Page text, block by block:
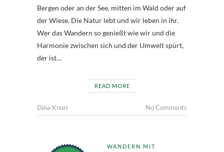
Bergen oder an der See, mitten im Wald oder auf
der Wiese. Die Natur lebt und wir leben in ihr.
Wer das Wandern so genießt wie wir und die
Harmonie zwischen sich und der Umwelt spürt,
der ist…
READ MORE
Dina Knorr No Comments
WANDERN MIT